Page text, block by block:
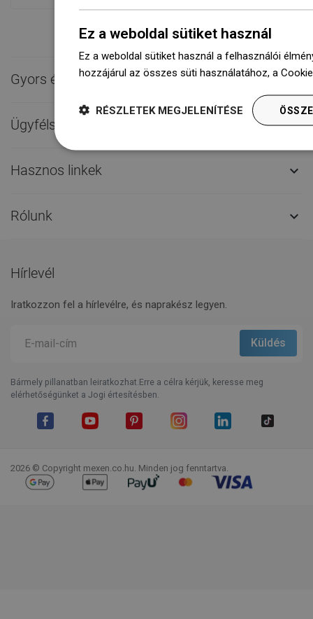
Gyors érintkezés 
Ügyfélszolgálat 
Hasznos linkek 
Rólunk 
Hírlevél
Iratkozzon fel a hírlevélre, és naprakész legyen.
Bármely pillanatban leiratkozhat.Erre a célra kérjük, keresse meg
elérhetőségünket a Jogi értesítésben.
2026 © Copyright mexen.co.hu. Minden jog fenntartva.
Ez a weboldal sütiket használ
Ez a weboldal sütiket használ a felhasználói
hozzájárul az összes süti használatához, a
RÉSZLETEK MEGJELENÍTÉSE